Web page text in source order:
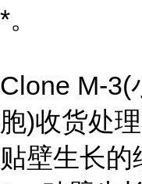
*。
Clone M-3(
胞)收货处理
贴壁生长的